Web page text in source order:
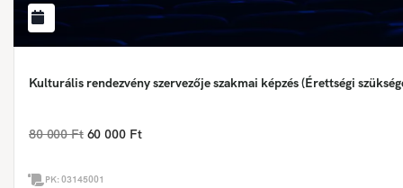
Kulturális rendezvény szervezője szakmai képzés (Érettségi
80 000 Ft 60 000 Ft
PK:03145001